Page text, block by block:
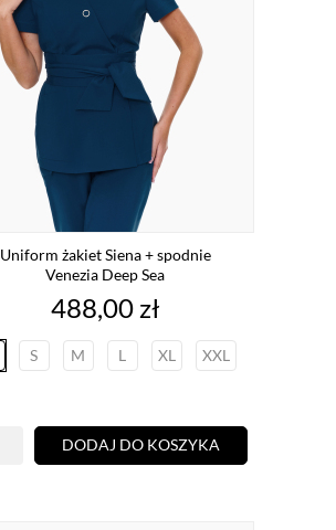
Uniform żakiet Siena + spodnie
Venezia Deep Sea
Cena
488,00 zł
S M L XL XXL
DODAJ DO KOSZYKA